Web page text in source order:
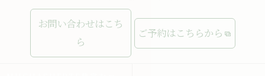
お問い合わせはこち
ら
ご予約はこちらから